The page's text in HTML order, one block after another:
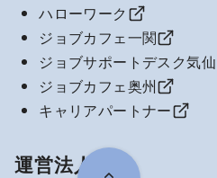
ハローワーク
ジョブカフェ一関
ジョブサポートデスク気仙
ジョブカフェ奥州
キャリアパートナー
運営法人